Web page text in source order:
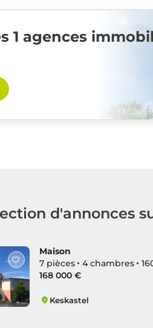
1 agences
d'annonces
Maison
7 pièces
4 chambres
168 000 €
Keskastel